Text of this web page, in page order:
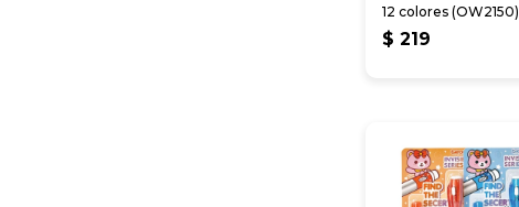
12 colores (OW2150)
$ 219